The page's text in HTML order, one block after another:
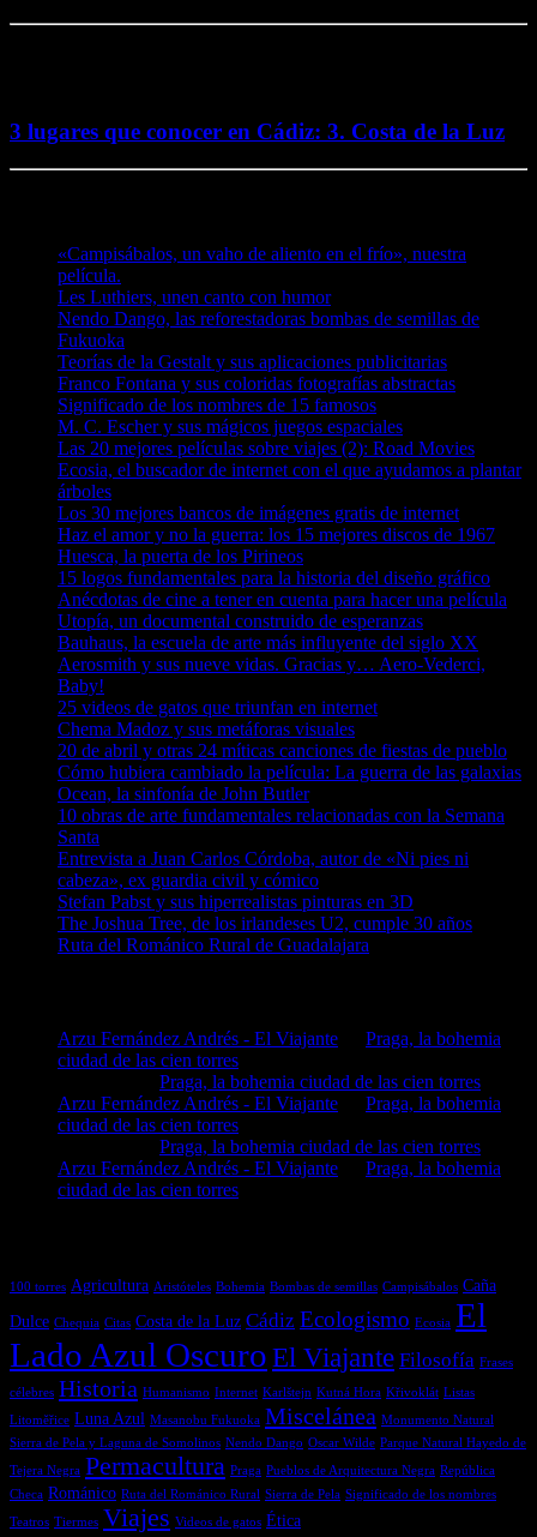
3 lugares que conocer en Cádiz: 3. Costa de la Luz
«Campisábalos, un vaho de aliento en el frío», nuestra
película.
Les Luthiers, unen canto con humor
Nendo Dango, las reforestadoras bombas de semillas de
Fukuoka
Teorías de la Gestalt y sus aplicaciones publicitarias
Franco Fontana y sus coloridas fotografías abstractas
Significado de los nombres de 15 famosos
M. C. Escher y sus mágicos juegos espaciales
Las 20 mejores películas sobre viajes (2): Road Movies
Ecosia, el buscador de internet con el que ayudamos a plantar
árboles
Los 30 mejores bancos de imágenes gratis de internet
Haz el amor y no la guerra: los 15 mejores discos de 1967
Huesca, la puerta de los Pirineos
15 logos fundamentales para la historia del diseño gráfico
Anécdotas de cine a tener en cuenta para hacer una película
Utopía, un documental construido de esperanzas
Bauhaus, la escuela de arte más influyente del siglo XX
Aerosmith y sus nueve vidas. Gracias y… Aero-Vederci,
Baby!
25 videos de gatos que triunfan en internet
Chema Madoz y sus metáforas visuales
20 de abril y otras 24 míticas canciones de fiestas de pueblo
Cómo hubiera cambiado la película: La guerra de las galaxias
Ocean, la sinfonía de John Butler
10 obras de arte fundamentales relacionadas con la Semana
Santa
Entrevista a Juan Carlos Córdoba, autor de «Ni pies ni
cabeza», ex guardia civil y cómico
Stefan Pabst y sus hiperrealistas pinturas en 3D
The Joshua Tree, de los irlandeses U2, cumple 30 años
Ruta del Románico Rural de Guadalajara
Arzu Fernández Andrés - El Viajante
Praga, la bohemia
ciudad de las cien torres
Praga, la bohemia ciudad de las cien torres
Arzu Fernández Andrés - El Viajante
Praga, la bohemia
ciudad de las cien torres
Praga, la bohemia ciudad de las cien torres
Arzu Fernández Andrés - El Viajante
Praga, la bohemia
ciudad de las cien torres
100 torres Agricultura Aristóteles Bohemia Bombas de semillas Campisábalos Caña
Dulce Chequia Citas Costa de la Luz Cádiz Ecologismo Ecosia El
Lado Azul Oscuro El Viajante Filosofía Frases
célebres Historia Humanismo Internet Karlštejn Kutná Hora Křivoklát Listas
Litoměřice Luna Azul Masanobu Fukuoka Miscelánea Monumento Natural
Sierra de Pela y Laguna de Somolinos Nendo Dango Oscar Wilde Parque Natural Hayedo de
Tejera Negra Permacultura Praga Pueblos de Arquitectura Negra República
Checa Románico Ruta del Románico Rural Sierra de Pela Significado de los nombres
Teatros Tiermes Viajes Videos de gatos Ética